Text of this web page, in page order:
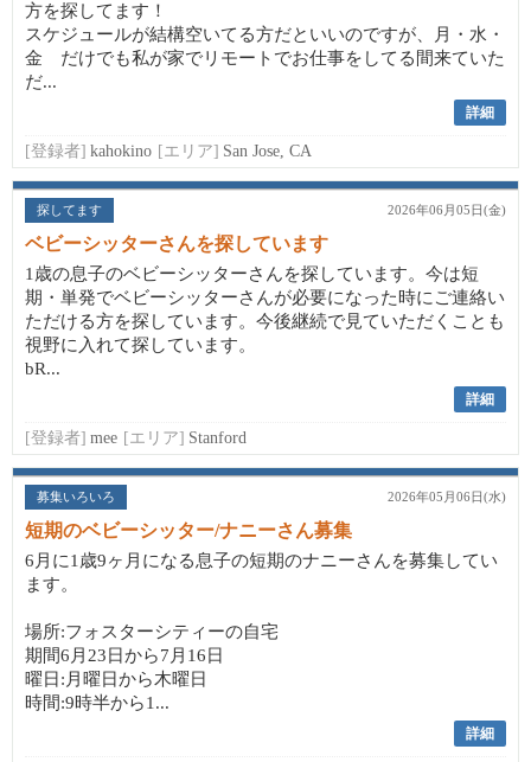
方を探してます！
スケジュールが結構空いてる方だといいのですが、月・水・
金 だけでも私が家でリモートでお仕事をしてる間来ていた
だ...
詳細
[登録者] kahokino [エリア] San Jose, CA
探してます 2026年06月05日(金)
ベビーシッターさんを探しています
1歳の息子のベビーシッターさんを探しています。今は短
期・単発でベビーシッターさんが必要になった時にご連絡い
ただける方を探しています。今後継続で見ていただくことも
視野に入れて探しています。
bR...
詳細
[登録者] mee [エリア] Stanford
募集いろいろ 2026年05月06日(水)
短期のベビーシッター/ナニーさん募集
6月に1歳9ヶ月になる息子の短期のナニーさんを募集してい
ます。
場所:フォスターシティーの自宅
期間6月23日から7月16日
曜日:月曜日から木曜日
時間:9時半から1...
詳細